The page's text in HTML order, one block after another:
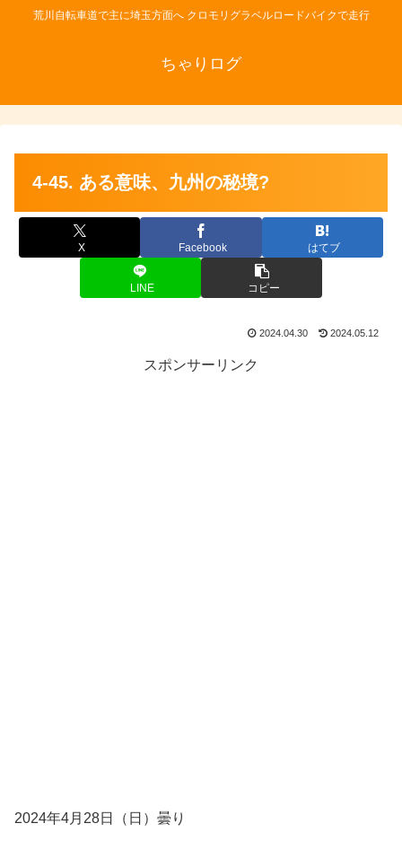
荒川自転車道で主に埼玉方面へ クロモリグラベルロードバイクで走行
ちゃりログ
4-45. ある意味、九州の秘境?
X Facebook はてブ
LINE コピー
2024.04.30 2024.05.12
スポンサーリンク
2024年4月28日（日）曇り